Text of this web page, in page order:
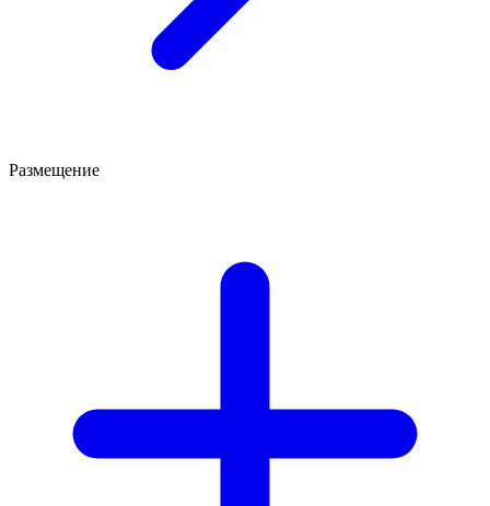
Размещение